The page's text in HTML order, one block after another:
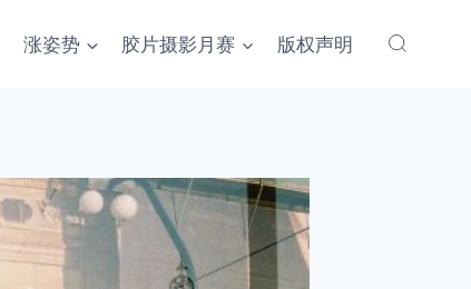
涨姿势 胶片摄影月赛 版权声明